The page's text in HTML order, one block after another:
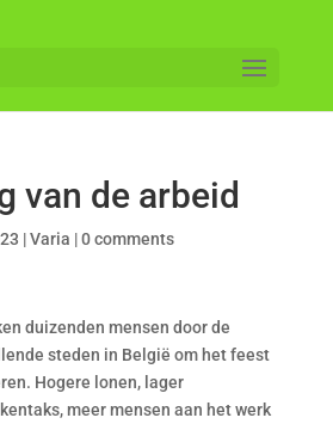
van de arbeid
|Varia |0 comments
duizenden mensen door de
steden in België om het feest
Hogere lonen, lager
meer mensen aan het werk